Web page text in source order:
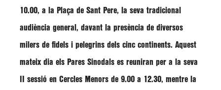
10.00, a la Plaça de Sant Pere, la seva tradicional
audiència general, davant la presència de diversos
milers de fidels i pelegrins dels cinc continents. Aquest
mateix dia els Pares Sinodals es reuniran per a la seva
II sessió en Cercles Menors de 9.00 a 12.30, mentre la